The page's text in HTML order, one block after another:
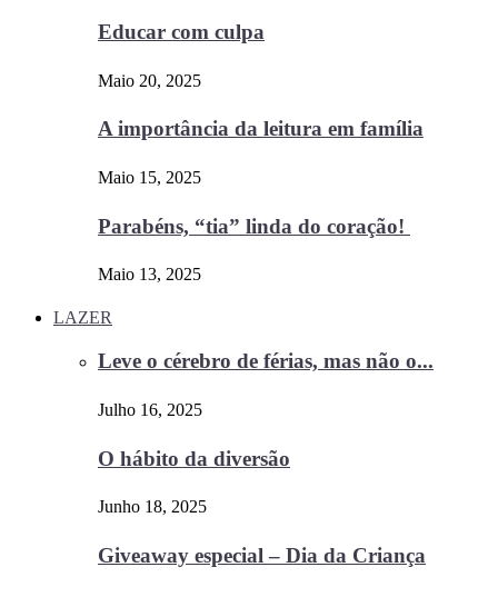
Educar com culpa
Maio 20, 2025
A importância da leitura em família
Maio 15, 2025
Parabéns, “tia” linda do coração!
Maio 13, 2025
LAZER
Leve o cérebro de férias, mas não o...
Julho 16, 2025
O hábito da diversão
Junho 18, 2025
Giveaway especial – Dia da Criança